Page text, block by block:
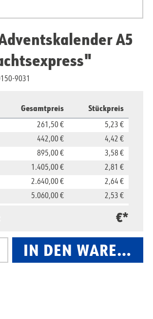
A5
9031
Gesamtpreis Stückpreis
261,50 €
5,23 €
442,00 €
4,42 €
895,00 €
3,58 €
1.405,00 €
2,81 €
2.640,00 €
2,64 €
5.060,00 €
2,53 €
2,35 €€*
Gib den gewünschten Wert ein
IN DEN